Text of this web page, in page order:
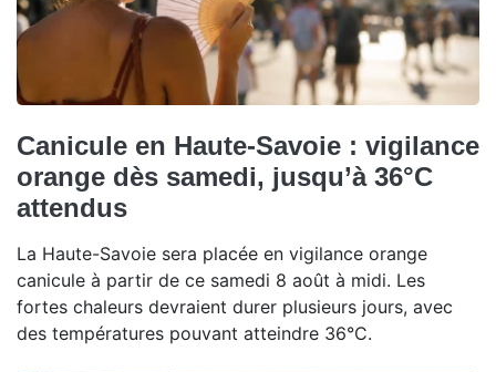
Canicule en Haute-Savoie : vigilance
orange dès samedi, jusqu’à 36°C
attendus
La Haute-Savoie sera placée en vigilance orange
canicule à partir de ce samedi 8 août à midi. Les
fortes chaleurs devraient durer plusieurs jours, avec
des températures pouvant atteindre 36°C.